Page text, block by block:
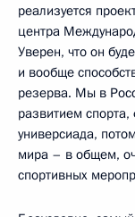
реализуется
центра
Уверен, что он
и вообще
резерва. Мы в
развитием
универсиада,
мира – в общем,
спортивных